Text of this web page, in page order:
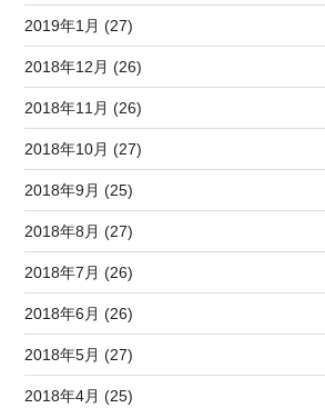
2019年1月 (27)
2018年12月 (26)
2018年11月 (26)
2018年10月 (27)
2018年9月 (25)
2018年8月 (27)
2018年7月 (26)
2018年6月 (26)
2018年5月 (27)
2018年4月 (25)